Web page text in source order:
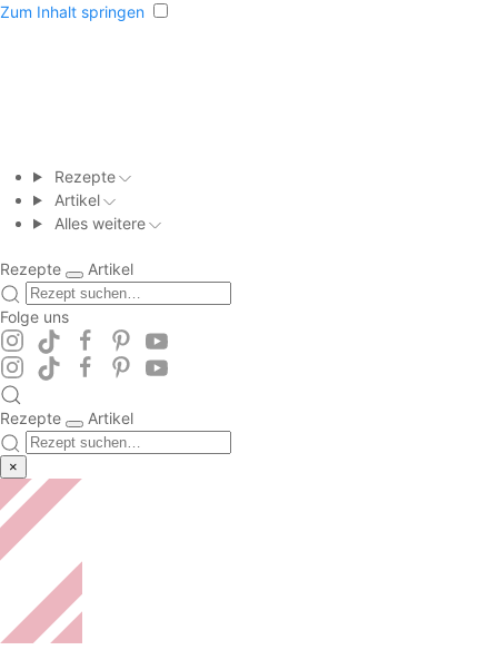
Zum Inhalt springen
Rezepte
Artikel
Alles weitere
Rezepte Artikel
Folge uns
Rezepte Artikel
×